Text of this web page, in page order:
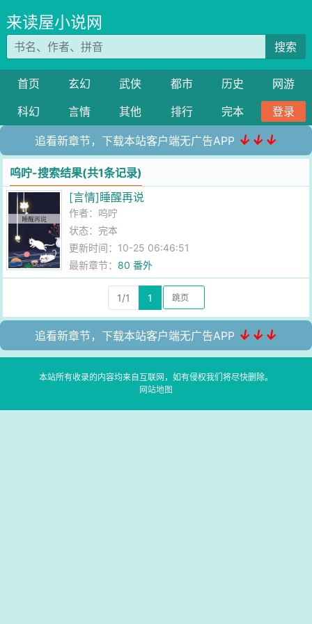
来读屋小说网
搜索
首页 玄幻 武侠 都市 历史
网游
科幻
言情 其他 排行 完本 登录
追看新章节，下载本站客户端无广告APP ↓↓↓
呜咛-搜索结果(共1条记录)
[言情]睡醒再说
作者： 呜咛
状态：完本
更新时间：10-25 06:46:51
最新章节： 80 番外
1/1 1
追看新章节，下载本站客户端无广告APP ↓↓↓
本站所有收录的内容均来自互联网，如有侵权我们将尽快删除。
网站地图